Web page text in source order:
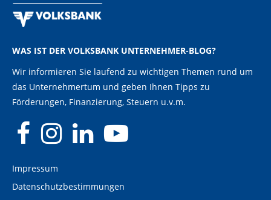
WAS IST DER VOLKSBANK UNTERNEHMER-BLOG?
Wir informieren Sie laufend zu wichtigen Themen rund um
das Unternehmertum und geben Ihnen Tipps zu
Förderungen, Finanzierung, Steuern u.v.m.
Impressum
Datenschutzbestimmungen